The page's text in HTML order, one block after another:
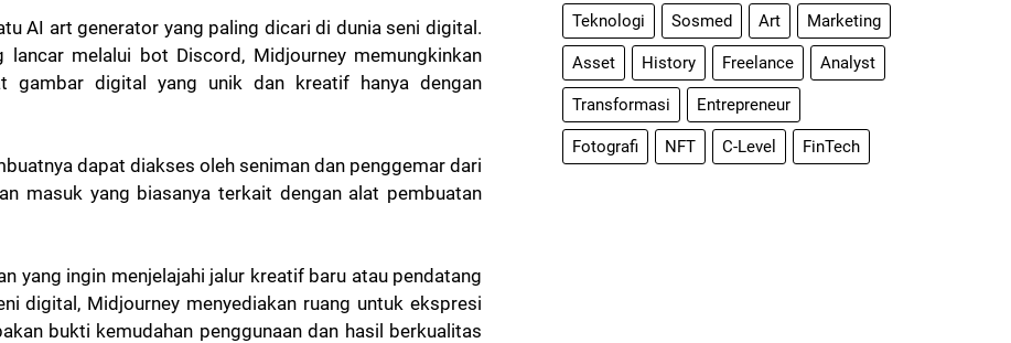
AI art generator yang paling dicari di dunia seni digital.
lancar melalui bot Discord, Midjourney memungkinkan
gambar digital yang unik dan kreatif hanya dengan
dapat diakses oleh seniman dan penggemar dari
masuk yang biasanya terkait dengan alat pembuatan
yang ingin menjelajahi jalur kreatif baru atau pendatang
digital, Midjourney menyediakan ruang untuk ekspresi
bukti kemudahan penggunaan dan hasil berkualitas
Teknologi Sosmed Art Marketing
Asset History Freelance Analyst
Transformasi Entrepreneur
Fotografi NFT C-Level FinTech